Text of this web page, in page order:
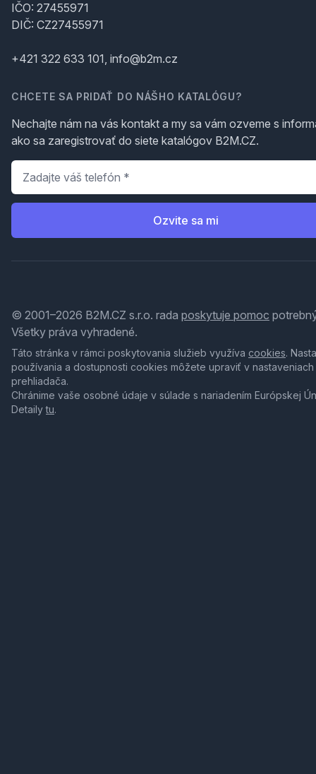
IČO: 27455971
DIČ: CZ27455971
+421 322 633 101, info@b2m.cz
CHCETE SA PRIDAŤ DO NÁŠHO KATALÓGU?
Nechajte nám na vás kontakt a my sa vám ozveme s
ako sa zaregistrovať do siete katalógov B2M.CZ.
Telefón
Ozvite sa mi
© 2001–2026 B2M.CZ s.r.o. rada poskytuje pomoc
Všetky práva vyhradené.
Táto stránka v rámci poskytovania služieb využíva cookies.
používania a dostupnosti cookies môžete upraviť v nastaveniach
prehliadača.
Chránime vaše osobné údaje v súlade s nariadením Európskej
Detailytu.